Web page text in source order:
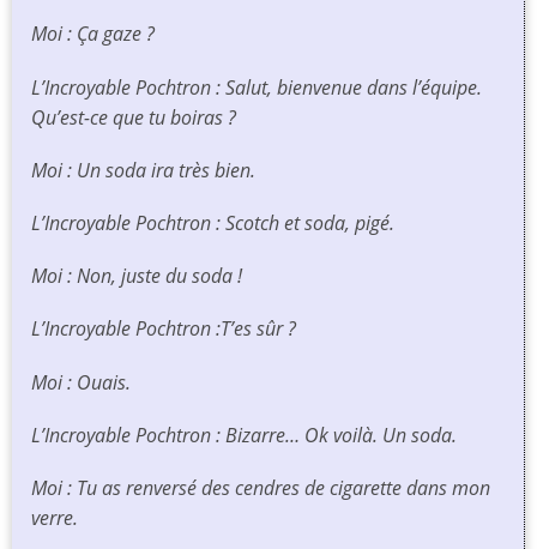
Moi : Ça gaze ?
L’Incroyable Pochtron : Salut, bienvenue dans l’équipe.
Qu’est-ce que tu boiras ?
Moi : Un soda ira très bien.
L’Incroyable Pochtron : Scotch et soda, pigé.
Moi : Non, juste du soda !
L’Incroyable Pochtron :T’es sûr ?
Moi : Ouais.
L’Incroyable Pochtron : Bizarre… Ok voilà. Un soda.
Moi : Tu as renversé des cendres de cigarette dans mon
verre.